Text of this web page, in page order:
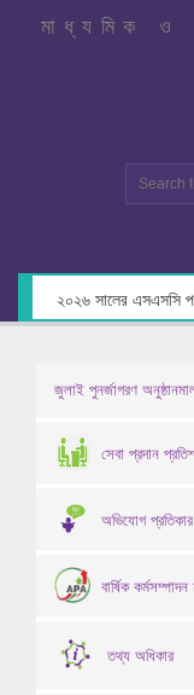
মাধ্যমিক ও
জুলাই পুনর্জাগরণ
সেবা প্রদান
অভিযোগ
বার্ষিক
তথ্য অধিকার